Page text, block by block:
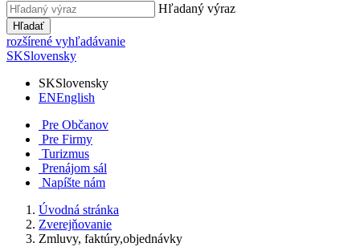
Hľadaný výraz
Hľadať
rozšírené vyhľadávanie
SKSlovensky
SKSlovensky
ENEnglish
Pre Občanov
Pre Firmy
Turizmus
Prenájom sál
Napíšte nám
Úvodná stránka
Zverejňovanie
Zmluvy, faktúry,objednávky